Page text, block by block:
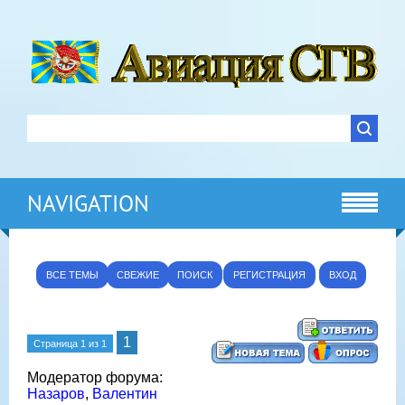
NAVIGATION
ВСЕ ТЕМЫ СВЕЖИЕ ПОИСК РЕГИСТРАЦИЯ ВХОД
Страница 1 из 1 1
Модератор форума:
Назаров, Валентин